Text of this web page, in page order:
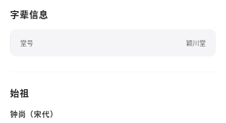
字辈信息
堂号 颖川堂
始祖
钟尚（宋代）